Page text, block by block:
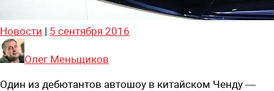
Новости | 5 сентября 2016
Олег Меньщиков
Один из дебютантов автошоу в китайском Ченду —